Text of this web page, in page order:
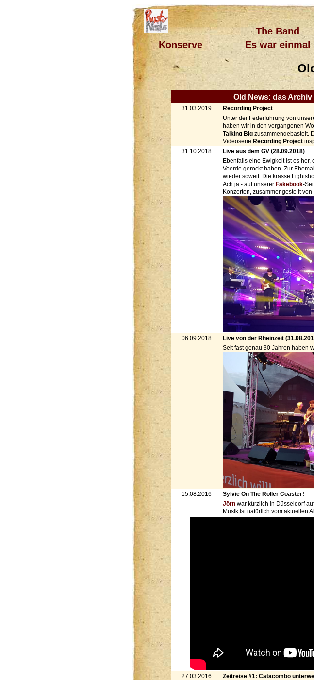
The Band
Konserve
Es war einmal
Old News: das
31.03.2019
Recording Project
Unter der Federführung von
haben wir in den vergangenen
Talking Big zusammengebastelt.
Videoserie Recording Project
31.10.2018
Live aus dem GV (28.09.2018)
Ebenfalls eine Ewigkeit ist es her,
Voerde gerockt haben. Zur
wieder soweit. Die krasse
Ach ja - auf unserer Fakebook-
Konzerten, zusammengestellt
06.09.2018
Live von der Rheinzeit
Seit fast genau 30 Jahren haben
15.08.2016
Sylvie On The Roller Coaster!
Jörn war kürzlich in Düsseldorf
Musik ist natürlich vom aktuellen
27.03.2016
Zeitreise #1: Catacombo